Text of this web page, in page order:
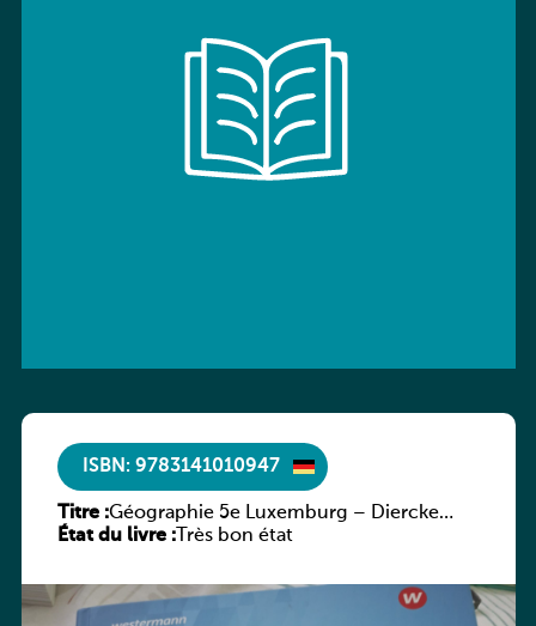
ISBN: 9783141010947
Titre :Géographie 5e Luxemburg – Diercke
Praxis
État du livre :Très bon état